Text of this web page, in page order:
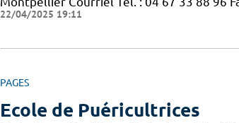
22/04/2025 19:11
PAGES
Ecole de Puéricultrices